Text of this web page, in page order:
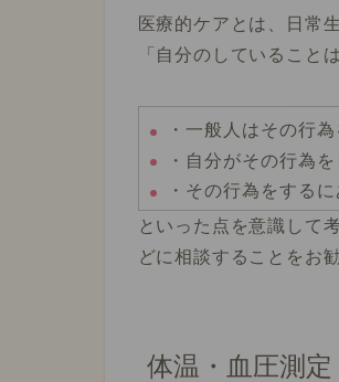
医療的ケアとは、日常
「自分のしていること
・一般人はその行
・自分がその行為
・その行為をする
といった点を意識して
どに相談することをお
体温・血圧測定